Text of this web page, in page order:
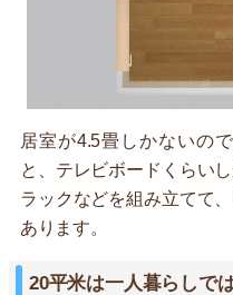
居室が4.5畳しかないの
と、テレビボードくらい
ラックなどを組み立てて
あります。
20平米は一人暮らしで